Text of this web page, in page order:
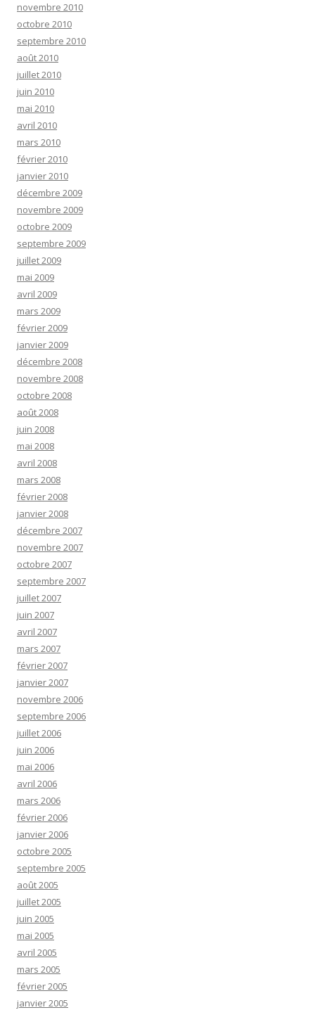
novembre 2010
octobre 2010
septembre 2010
août 2010
juillet 2010
juin 2010
mai 2010
avril 2010
mars 2010
février 2010
janvier 2010
décembre 2009
novembre 2009
octobre 2009
septembre 2009
juillet 2009
mai 2009
avril 2009
mars 2009
février 2009
janvier 2009
décembre 2008
novembre 2008
octobre 2008
août 2008
juin 2008
mai 2008
avril 2008
mars 2008
février 2008
janvier 2008
décembre 2007
novembre 2007
octobre 2007
septembre 2007
juillet 2007
juin 2007
avril 2007
mars 2007
février 2007
janvier 2007
novembre 2006
septembre 2006
juillet 2006
juin 2006
mai 2006
avril 2006
mars 2006
février 2006
janvier 2006
octobre 2005
septembre 2005
août 2005
juillet 2005
juin 2005
mai 2005
avril 2005
mars 2005
février 2005
janvier 2005